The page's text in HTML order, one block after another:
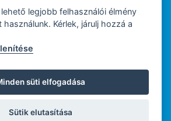
WEBDESIGN
WEBFEJLESZTŐ
legjobb felhasználói élmény
Kérlek, járulj hozzá a
süti elfogadása
Sütik elutasítása